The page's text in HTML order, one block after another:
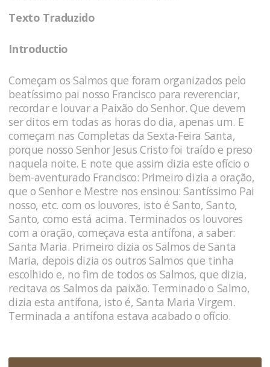
Texto Traduzido
Introductio
Começam os Salmos que foram organizados pelo
beatíssimo pai nosso Francisco para reverenciar,
recordar e louvar a Paixão do Senhor. Que devem
ser ditos em todas as horas do dia, apenas um. E
começam nas Completas da Sexta-Feira Santa,
porque nosso Senhor Jesus Cristo foi traído e preso
naquela noite. E note que assim dizia este ofício o
bem-aventurado Francisco: Primeiro dizia a oração,
que o Senhor e Mestre nos ensinou: Santíssimo Pai
nosso, etc. com os louvores, isto é Santo, Santo,
Santo, como está acima. Terminados os louvores
com a oração, começava esta antífona, a saber:
Santa Maria. Primeiro dizia os Salmos de Santa
Maria, depois dizia os outros Salmos que tinha
escolhido e, no fim de todos os Salmos, que dizia,
recitava os Salmos da paixão. Terminado o Salmo,
dizia esta antífona, isto é, Santa Maria Virgem.
Terminada a antífona estava acabado o ofício.